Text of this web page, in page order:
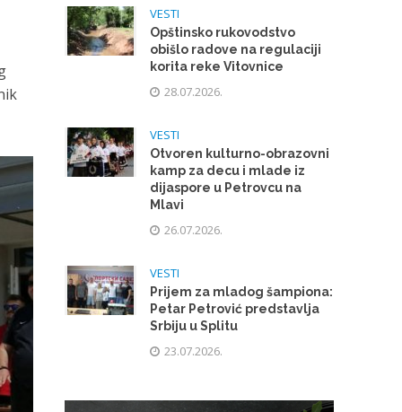
VESTI
Opštinsko rukovodstvo
obišlo radove na regulaciji
korita reke Vitovnice
28.07.2026.
VESTI
Otvoren kulturno-obrazovni
kamp za decu i mlade iz
dijaspore u Petrovcu na
Mlavi
26.07.2026.
VESTI
Prijem za mladog šampiona:
Petar Petrović predstavlja
Srbiju u Splitu
23.07.2026.